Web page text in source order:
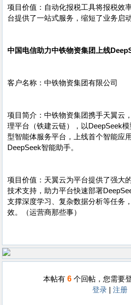
项目价值：自动化报税工具将报税效
台提供了一站式服务，缩短了业务启
中国电信助力中铁物资集团上线
客户名称：中铁物资集团有限公司
项目简介：中铁物资集团携手天翼云
理平台（铁建云链），以DeepSeek
型智能体服务平台，上线首个智能
DeepSeek智能助手。
项目价值：天翼云为平台提供了强大
技术支持，助力平台快速部署
支撑深度学习、复杂数据分析等任务
效。（运营商那些事）
本帖有 6 个回帖，您需要
登录
注册